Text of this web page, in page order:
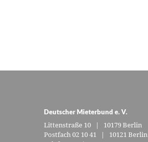
Deutscher Mieterbund e. V.
Littenstraße 10 | 10179 Berlin
Postfach 02 10 41 | 10121 Berlin